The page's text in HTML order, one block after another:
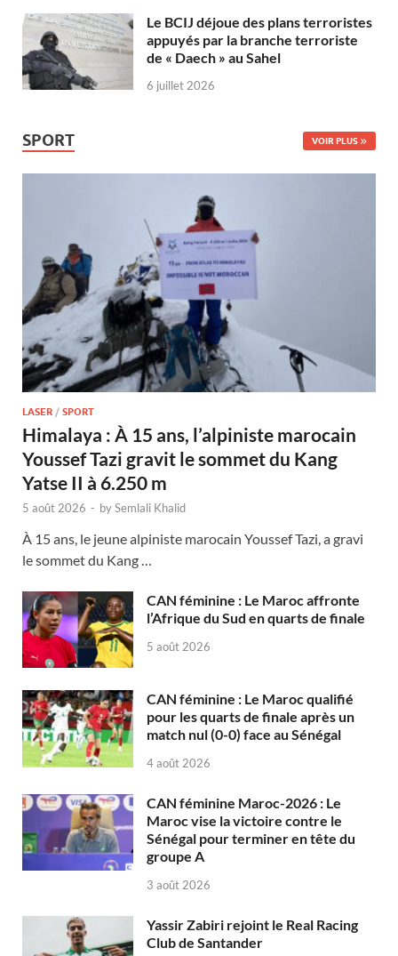
Le BCIJ déjoue des plans terroristes
appuyés par la branche terroriste
de « Daech » au Sahel
6 juillet 2026
SPORT VOIR PLUS
LASER / SPORT
Himalaya : À 15 ans, l’alpiniste marocain
Youssef Tazi gravit le sommet du Kang
Yatse II à 6.250 m
5 août 2026 - bySemlali Khalid
À 15 ans, le jeune alpiniste marocain Youssef Tazi, a gravi
le sommet du Kang …
CAN féminine : Le Maroc affronte
l’Afrique du Sud en quarts de finale
5 août 2026
CAN féminine : Le Maroc qualifié
pour les quarts de finale après un
match nul (0-0) face au Sénégal
4 août 2026
CAN féminine Maroc-2026 : Le
Maroc vise la victoire contre le
Sénégal pour terminer en tête du
groupe A
3 août 2026
Yassir Zabiri rejoint le Real Racing
Club de Santander